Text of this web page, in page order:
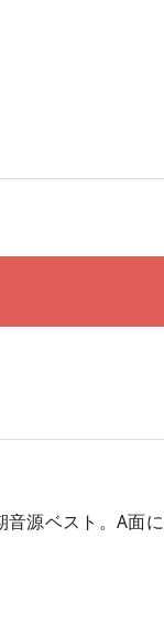
源ベスト。A面